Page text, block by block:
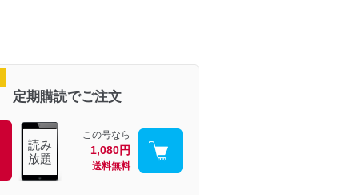
定期購読でご注文
読み
放題
この号なら
1,080円
送料無料